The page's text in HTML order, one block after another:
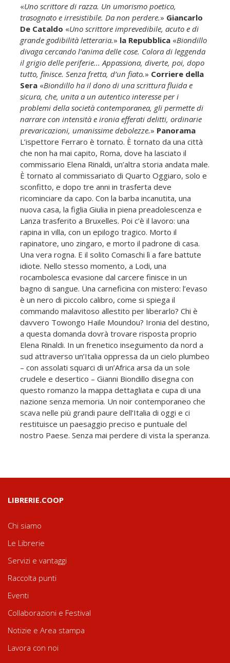
«Uno scrittore di razza. Un umorismo poetico,
trasognato e irresistibile. Da non perdere.» Giancarlo
De Cataldo «Uno scrittore imprevedibile, acuto e di
grande godibilità letteraria.» la Repubblica «Biondillo
divaga cercando l’anima delle cose. Colora di leggenda
il grigio delle periferie... Appassiona, diverte, poi, dopo
tutto, finisce. Senza fretta, d’un fiato.» Corriere della
Sera «Biondillo ha il dono di una scrittura fluida e
sicura, che, unita a un autentico interesse per i
problemi della società contemporanea, gli permette di
narrare con intensità e ironia efferati delitti, ordinarie
prevaricazioni, umanissime debolezze.» Panorama
L’ispettore Ferraro è tornato. È tornato da una città
che non ha mai capito, Roma, dove ha lasciato il
commissario Elena Rinaldi, un’altra storia andata male.
È tornato al commissariato di Quarto Oggiaro, solo e
sconfitto, e dopo tre anni in trasferta deve
ricominciare da capo. Con la barba incanutita, una
nuova casa, la figlia Giulia in piena preadolescenza e
Lanza trasferito a Bruxelles. Poi c’è il lavoro: una
rapina in villa, con un epilogo tragico. Morto il
rapinatore, uno zingaro, e morto il padrone di casa.
Una vera rogna. E il solito Comaschi lì a fare battute
idiote. Nello stesso momento, a Lodi, una
rocambolesca evasione dal carcere finisce in un
bagno di sangue. Una carneficina con mistero: l’evaso
è un nero di piccolo calibro, come si spiega il
commando malavitoso allestito per liberarlo? Chi è
davvero Towongo Haile Moundou? Ironia del destino,
a questa domanda dovrà trovare risposta proprio
Elena Rinaldi. In un frenetico inseguimento da nord a
sud attraverso un’Italia oppressa da un cielo plumbeo
– con assolati squarci di un’Africa arsa da un sole
crudele e desertico – Gianni Biondillo disegna con
questo romanzo la mappa dettagliata e cupa di una
nazione senza memoria. Un noir contemporaneo che
scava nelle più grandi paure dell’Italia di oggi e ci
restituisce un paesaggio preciso e puntuale del
nostro Paese. Senza mai perdere di vista la speranza.
LIBRERIE.COOP
Chi siamo
Le Librerie
Servizi e vantaggi
Raccolta punti
Eventi
Collaborazioni e Festival
Notizie e Area stampa
Lavora con noi